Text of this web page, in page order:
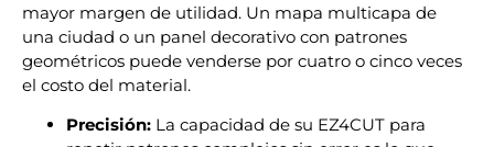
mayor margen de utilidad. Un mapa multicapa de
una ciudad o un panel decorativo con patrones
geométricos puede venderse por cuatro o cinco veces
el costo del material.
Precisión: La capacidad de su EZ4CUT para